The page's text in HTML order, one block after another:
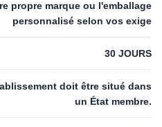
propre marque ou l'emballage
personnalisé selon vos exige
30 JOURS
doit être situé dans
un État membre.